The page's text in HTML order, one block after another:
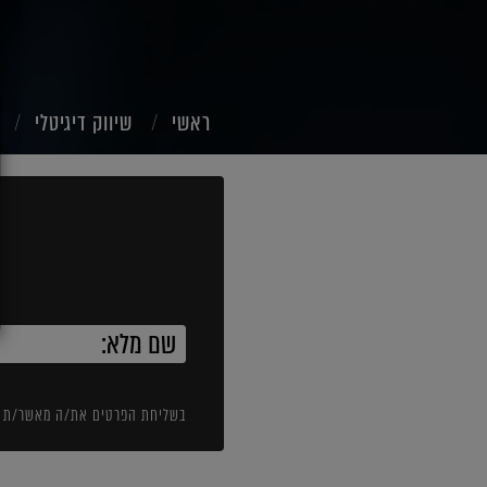
ראשי שיווק דיגיטלי
בשליחת הפרטים את/ה מאשר/